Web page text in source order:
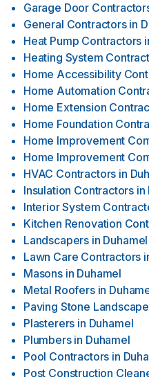
Garage Door
General Contractors in
Heat Pump Contractors
Heating System
Home Accessibility
Home Automation
Home Extension
Home Foundation
Home Improvement
Home Improvement
HVAC Contractors in
Insulation Contractors in
Interior System
Kitchen Renovation
Landscapers in Duhamel
Lawn Care Contractors
Masons in Duhamel
Metal Roofers in
Paving Stone
Plasterers in Duhamel
Plumbers in Duhamel
Pool Contractors in
Post Construction